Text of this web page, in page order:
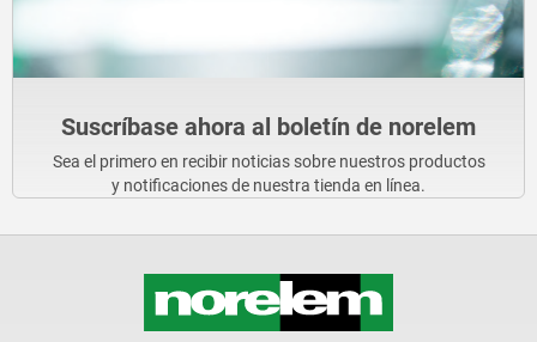
Suscríbase ahora al boletín de norelem
Sea el primero en recibir noticias sobre nuestros productos
y notificaciones de nuestra tienda en línea.